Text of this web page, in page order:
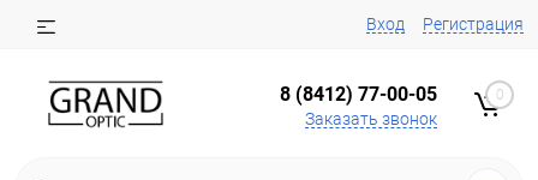
Вход Регистрация
8 (8412) 77-00-05
Заказать звонок
0